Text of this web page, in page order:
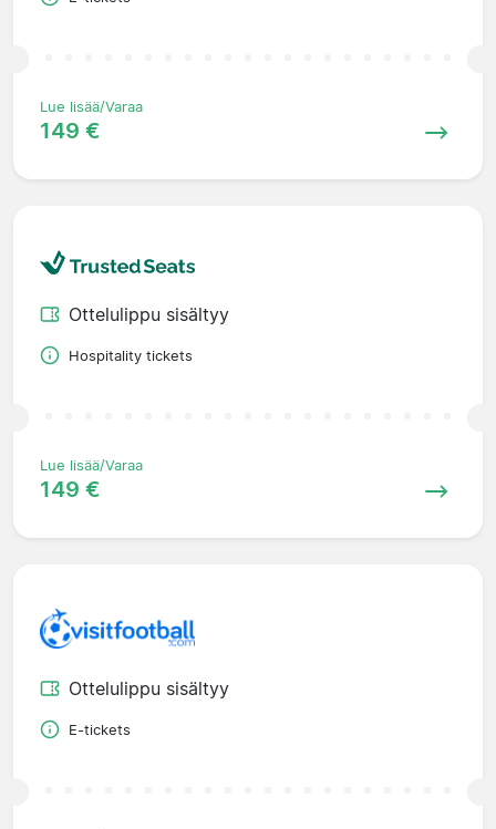
Lue lisää/Varaa
149 €
Ottelulippu sisältyy
Hospitality tickets
Lue lisää/Varaa
149 €
Ottelulippu sisältyy
E-tickets